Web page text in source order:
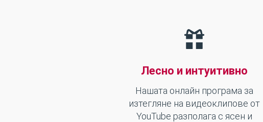
Лесно и интуитивно
Нашата онлайн програма за
изтегляне на видеоклипове от
YouTube разполага с ясен и